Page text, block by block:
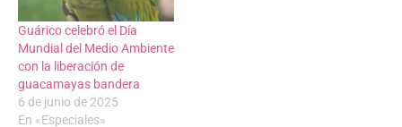
Guárico celebró el Día
Mundial del Medio Ambiente
con la liberación de
guacamayas bandera
6 de junio de 2025
En «Especiales»